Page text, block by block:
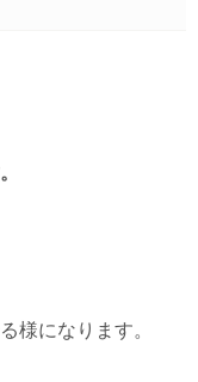
様になります。